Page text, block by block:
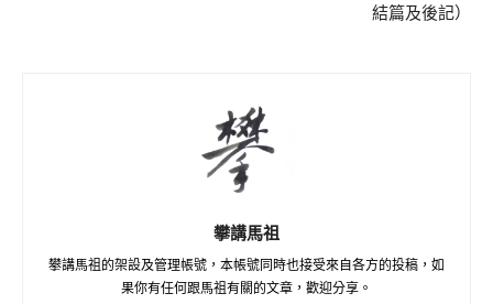
結篇及後記）
攀講馬祖
攀講馬祖的架設及管理帳號，本帳號同時也接受來自各方的投稿，如
果你有任何跟馬祖有關的文章，歡迎分享。